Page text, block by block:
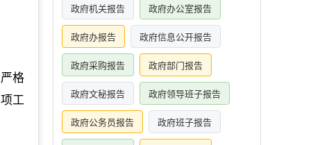
格
工
政府机关报告 政府办公室报告
政府办报告 政府信息公开报告
政府采购报告 政府部门报告
政府文秘报告 政府领导班子报告
政府公务员报告 政府班子报告